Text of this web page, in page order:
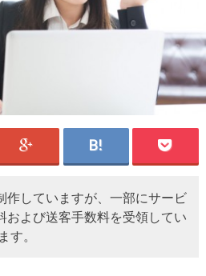
作していますが、一部にサービ
および送客手数料を受領してい
す。